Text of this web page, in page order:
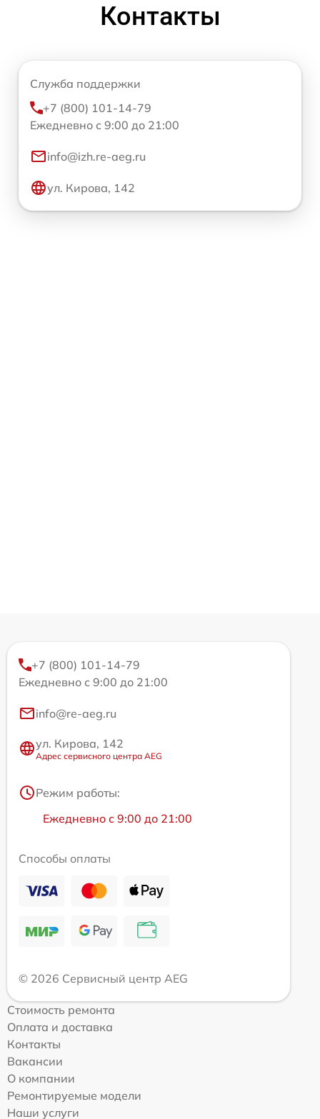
Контакты
Служба поддержки
+7 (800) 101-14-79
Ежедневно с 9:00 до 21:00
info@izh.re-aeg.ru
ул. Кирова, 142
+7 (800) 101-14-79
Ежедневно с 9:00 до 21:00
info@re-aeg.ru
ул. Кирова, 142
Адрес сервисного центра AEG
Режим работы:
Ежедневно с 9:00 до 21:00
Способы оплаты
© 2026 Сервисный центр AEG
Стоимость ремонта
Оплата и доставка
Контакты
Вакансии
О компании
Ремонтируемые модели
Наши услуги